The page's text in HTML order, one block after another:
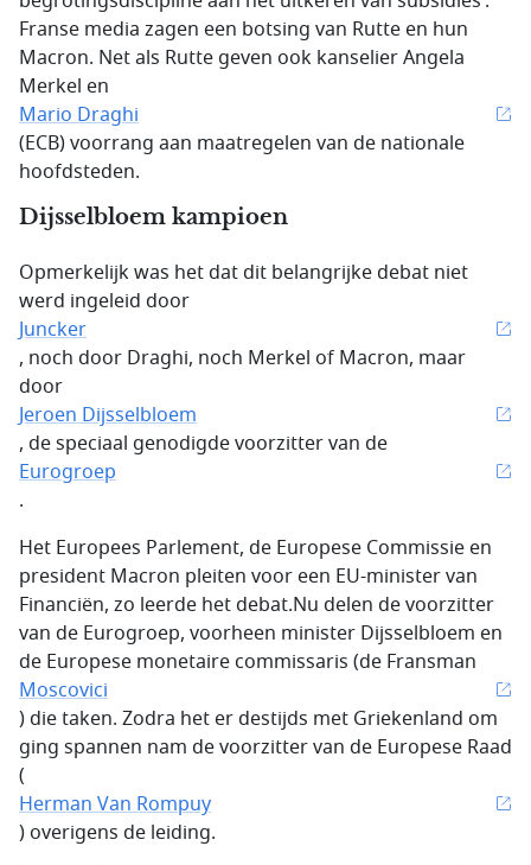
Franse media zagen een botsing van Rutte en hun
Macron. Net als Rutte geven ook kanselier Angela
Merkel en
Mario Draghi
(ECB) voorrang aan maatregelen van de nationale
hoofdsteden.
Dijsselbloem kampioen
Opmerkelijk was het dat dit belangrijke debat niet
werd ingeleid door
Juncker
, noch door Draghi, noch Merkel of Macron, maar
door
Jeroen Dijsselbloem
, de speciaal genodigde voorzitter van de
Eurogroep
.
Het Europees Parlement, de Europese Commissie en
president Macron pleiten voor een EU-minister van
Financiën, zo leerde het debat.Nu delen de voorzitter
van de Eurogroep, voorheen minister Dijsselbloem en
de Europese monetaire commissaris (de Fransman
Moscovici
) die taken. Zodra het er destijds met Griekenland om
ging spannen nam de voorzitter van de Europese Raad
(
Herman Van Rompuy
) overigens de leiding.